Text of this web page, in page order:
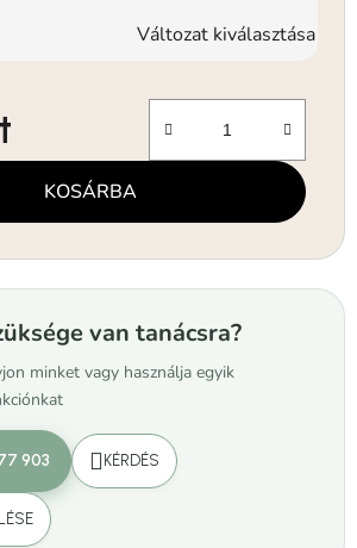
Változat kiválasztása
KOSÁRBA
van tanácsra?
minket vagy használja egyik
903 KÉRDÉS